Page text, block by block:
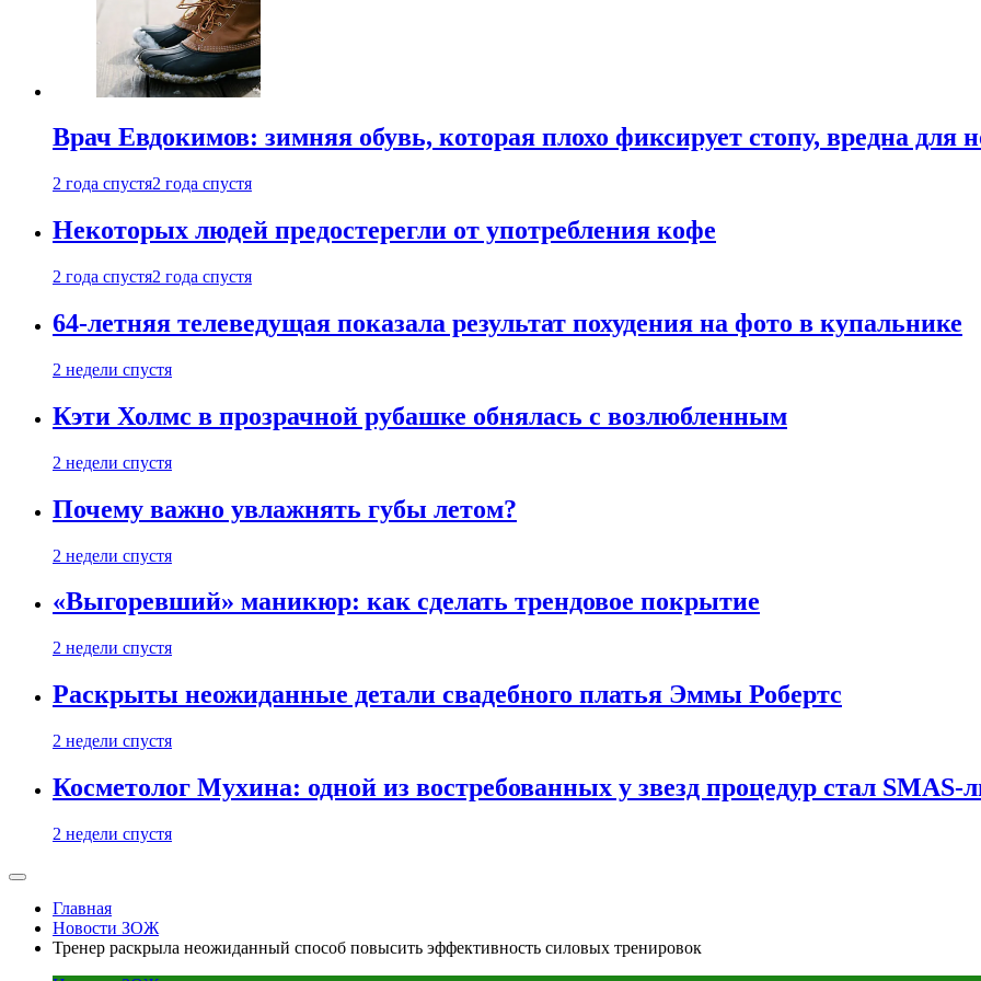
Врач Евдокимов: зимняя обувь, которая плохо фиксирует стопу, вредна для
2 года спустя2 года спустя
Некоторых людей предостерегли от употребления кофе
2 года спустя2 года спустя
64-летняя телеведущая показала результат похудения на фото в купальнике
2 недели спустя
Кэти Холмс в прозрачной рубашке обнялась с возлюбленным
2 недели спустя
Почему важно увлажнять губы летом?
2 недели спустя
«Выгоревший» маникюр: как сделать трендовое покрытие
2 недели спустя
Раскрыты неожиданные детали свадебного платья Эммы Робертс
2 недели спустя
Косметолог Мухина: одной из востребованных у звезд процедур стал SMAS-
2 недели спустя
Главная
Новости ЗОЖ
Тренер раскрыла неожиданный способ повысить эффективность силовых тренировок